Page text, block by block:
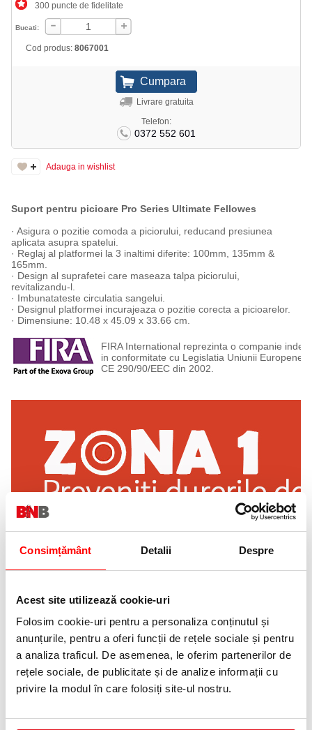
Consimțământ Detalii Despre
Acest site utilizează cookie-uri
Folosim cookie-uri pentru a personaliza conținutul și
anunțurile, pentru a oferi funcții de rețele sociale și pentru
a analiza traficul. De asemenea, le oferim partenerilor de
rețele sociale, de publicitate și de analize informații cu
privire la modul în care folosiți site-ul nostru.
300 puncte de fidelitate
Bucati:
Cod produs: 8067001
Livrare gratuita
Telefon:
0372 552 601
Adauga in wishlist
Suport pentru picioare Pro Series Ultimate Fellowes
· Asigura o pozitie comoda a piciorului, reducand presiunea
aplicata asupra spatelui.
· Reglaj al platformei la 3 inaltimi diferite: 100mm, 135mm &
165mm.
· Design al suprafetei care maseaza talpa piciorului,
revitalizandu-l.
· Imbunatateste circulatia sangelui.
· Designul platformei incurajeaza o pozitie corecta a picioarelor.
· Dimensiune: 10.48 x 45.09 x 33.66 cm.
FIRA International reprezinta o companie
in conformitate cu Legislatia Uniunii Europene
CE 290/90/EEC din 2002.